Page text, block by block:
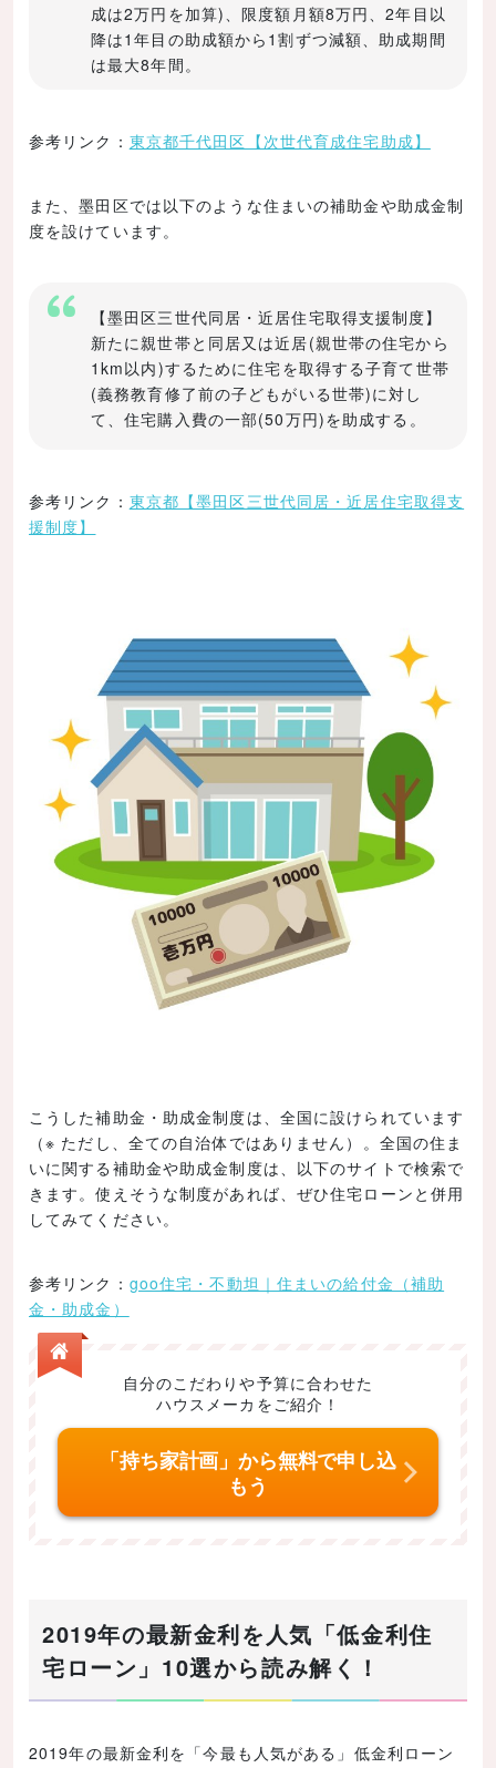
成は2万円を加算)、限度額月額8万円、2年目以
降は1年目の助成額から1割ずつ減額、助成期間
は最大8年間。
参考リンク： 東京都千代田区【次世代育成住宅助成】
また、墨田区では以下のような住まいの補助金や助成金制
度を設けています。
【墨田区三世代同居・近居住宅取得支援制度】
新たに親世帯と同居又は近居(親世帯の住宅から
1km以内)するために住宅を取得する子育て世帯
(義務教育修了前の子どもがいる世帯)に対し
て、住宅購入費の一部(50万円)を助成する。
参考リンク： 東京都【墨田区三世代同居・近居住宅取得支
援制度】
こうした補助金・助成金制度は、全国に設けられています
（※ ただし、全ての自治体ではありません）。全国の住ま
いに関する補助金や助成金制度は、以下のサイトで検索で
きます。使えそうな制度があれば、ぜひ住宅ローンと併用
してみてください。
参考リンク： goo住宅・不動坦｜住まいの給付金（補助
金・助成金）
自分のこだわりや予算に合わせた
ハウスメーカをご紹介！
「持ち家計画」から無料で申し込
もう
2019年の最新金利を人気「低金利住
宅ローン」10選から読み解く！
2019年の最新金利を「今最も人気がある」低金利ローン